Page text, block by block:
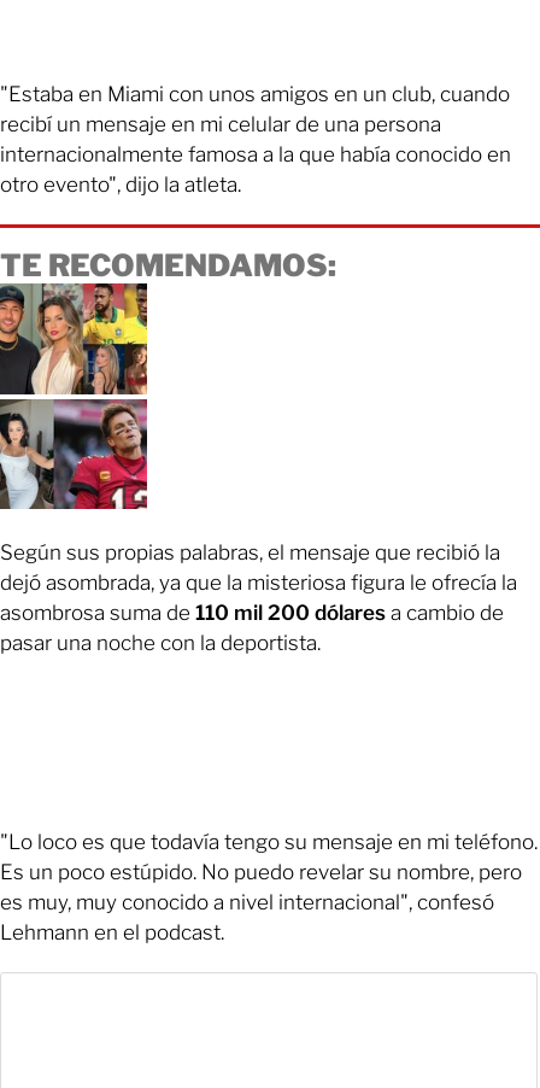
"Estaba en Miami con unos amigos en un club, cuando
recibí un mensaje en mi celular de una persona
internacionalmente famosa a la que había conocido en
otro evento", dijo la atleta.
TE RECOMENDAMOS:
Según sus propias palabras, el mensaje que recibió la
dejó asombrada, ya que la misteriosa figura le ofrecía la
asombrosa suma de 110 mil 200 dólares a cambio de
pasar una noche con la deportista.
"Lo loco es que todavía tengo su mensaje en mi teléfono.
Es un poco estúpido. No puedo revelar su nombre, pero
es muy, muy conocido a nivel internacional", confesó
Lehmann en el podcast.